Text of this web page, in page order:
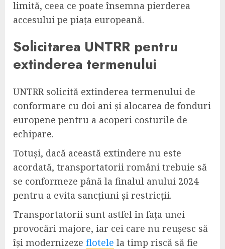
limită, ceea ce poate însemna pierderea
accesului pe piața europeană.
Solicitarea UNTRR pentru
extinderea termenului
UNTRR solicită extinderea termenului de
conformare cu doi ani și alocarea de fonduri
europene pentru a acoperi costurile de
echipare.
Totuși, dacă această extindere nu este
acordată, transportatorii români trebuie să
se conformeze până la finalul anului 2024
pentru a evita sancțiuni și restricții.
Transportatorii sunt astfel în fața unei
provocări majore, iar cei care nu reușesc să
își modernizeze flotele la timp riscă să fie